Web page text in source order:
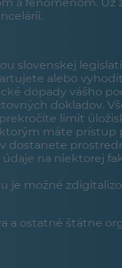
slovenskej
alebo
dopady vášho
dokladov.
limit
máte
na niektorej
je možné
a ostatné štátne